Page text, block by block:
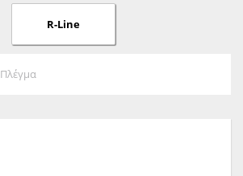
R-Line
Πλέγμα